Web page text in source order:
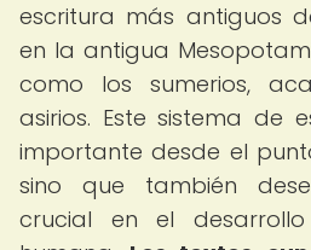
escritura más antiguos
en la antigua
como los sumerios,
asirios. Este sistema de
importante desde el
sino que también
crucial en el